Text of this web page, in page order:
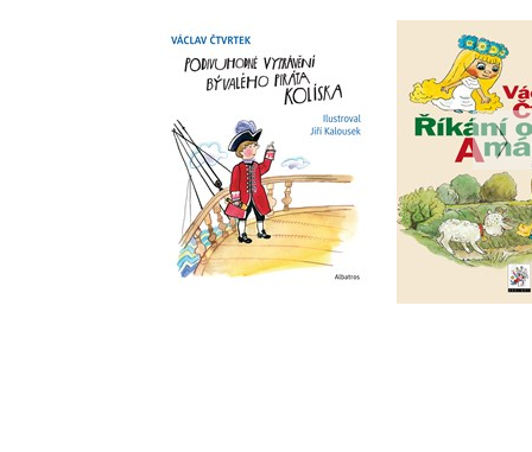
Podivuhodné
vyprávění bývalého
piráta Kolíska
Václav Čtvrtek
Do košíku
Říkání o
Václav
Do
263 Kč